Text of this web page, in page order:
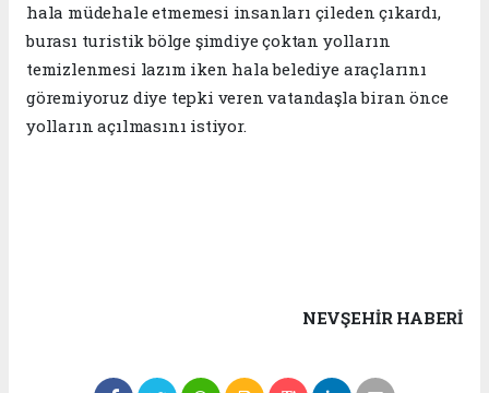
hala müdehale etmemesi insanları çileden çıkardı,
burası turistik bölge şimdiye çoktan yolların
temizlenmesi lazım iken hala belediye araçlarını
göremiyoruz diye tepki veren vatandaşla biran önce
yolların açılmasını istiyor.
NEVŞEHIR HABERİ